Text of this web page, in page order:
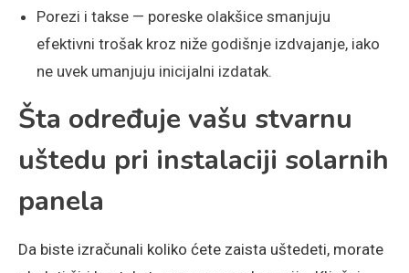
Porezi i takse — poreske olakšice smanjuju
efektivni trošak kroz niže godišnje izdvajanje, iako
ne uvek umanjuju inicijalni izdatak.
Šta određuje vašu stvarnu
uštedu pri instalaciji solarnih
panela
Da biste izračunali koliko ćete zaista uštedeti, morate